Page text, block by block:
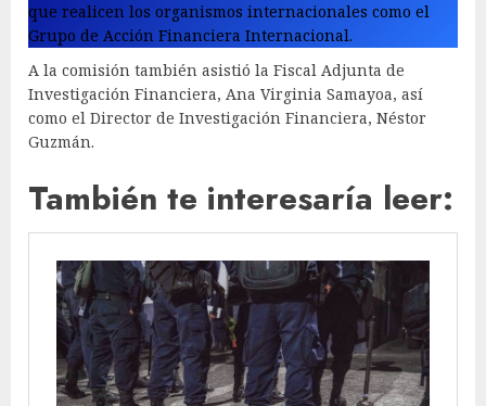
que realicen los organismos internacionales como el
Grupo de Acción Financiera Internacional.
A la comisión también asistió la Fiscal Adjunta de
Investigación Financiera, Ana Virginia Samayoa, así
como el Director de Investigación Financiera, Néstor
Guzmán.
También te interesaría leer: